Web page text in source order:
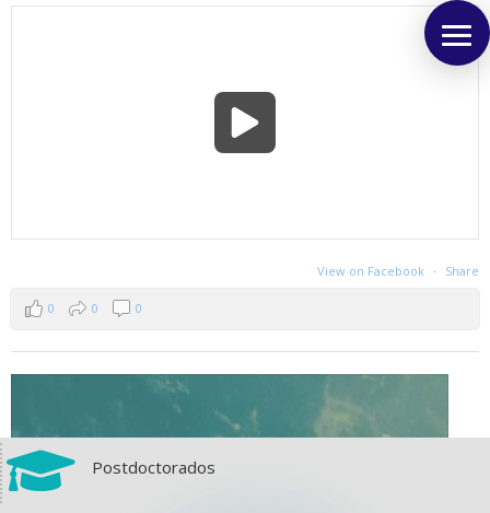
View on Facebook · Share
0 0 0
 Postdoctorados